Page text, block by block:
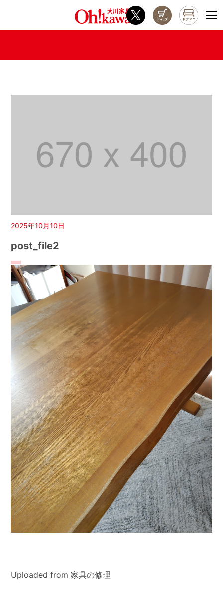
2025年10月10日
post_file2
Uploaded from 家具の修理